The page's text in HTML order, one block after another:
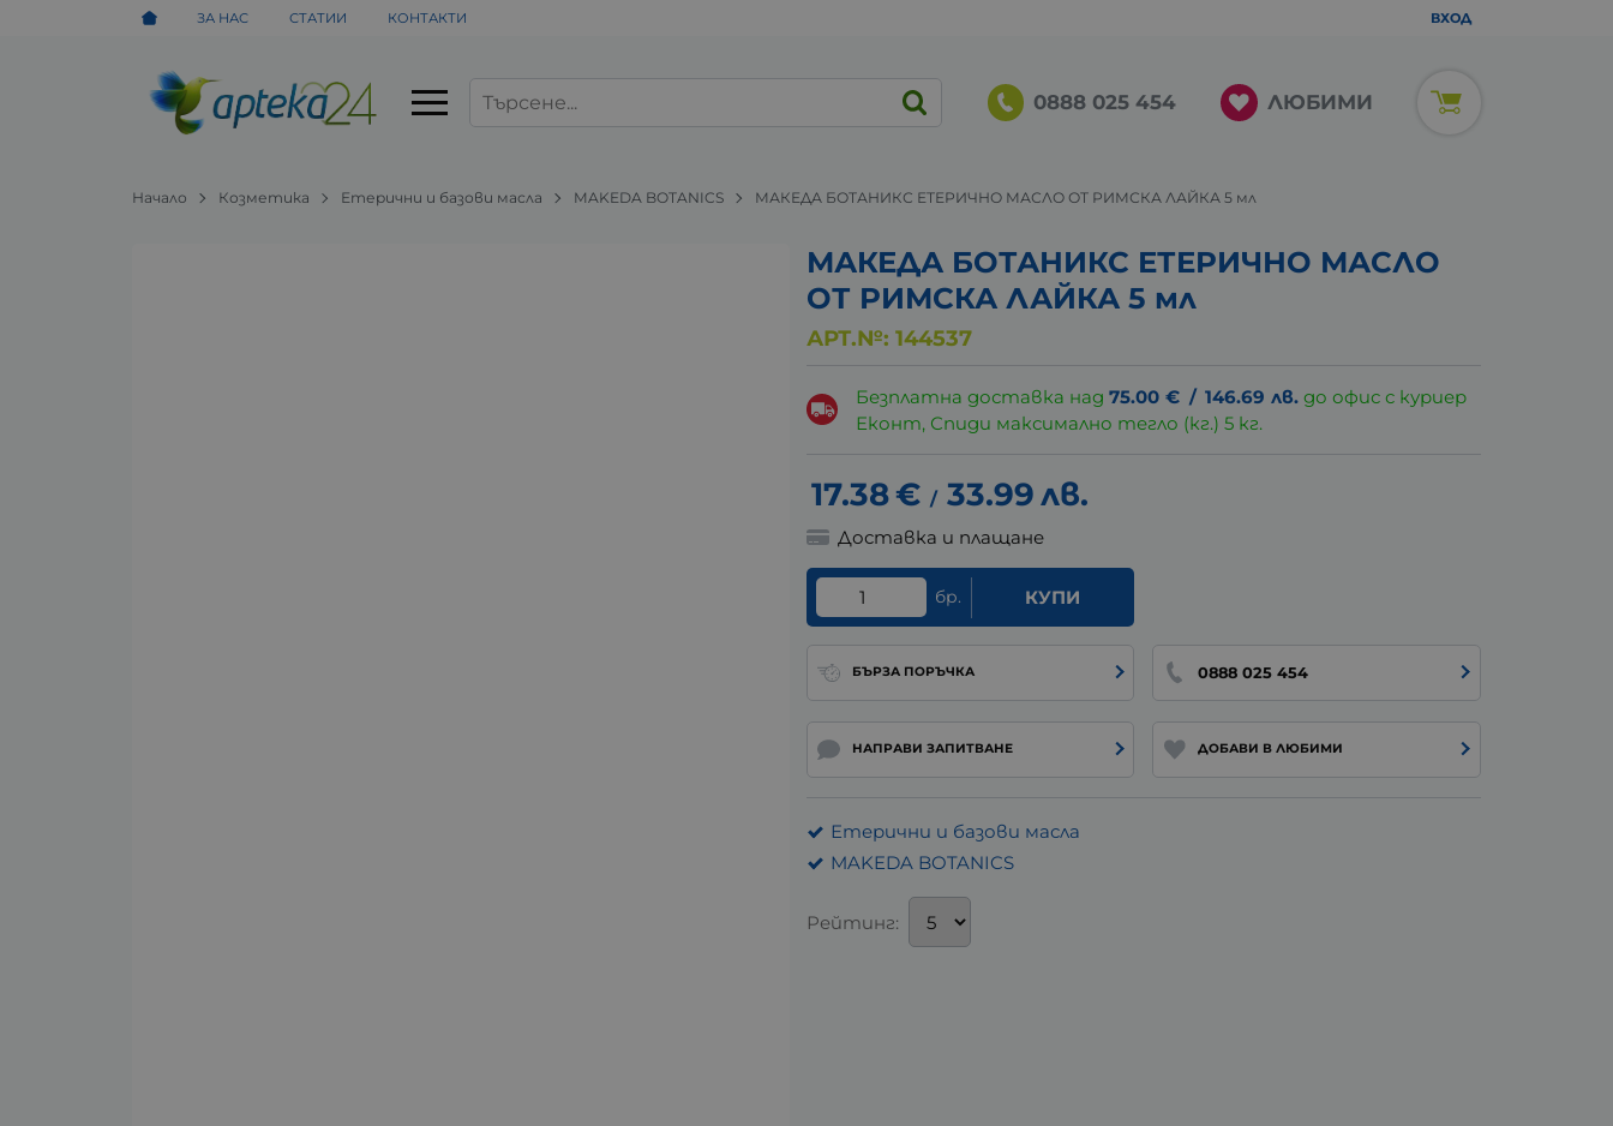
ЗА НАС СТАТИИ КОНТАКТИ ВХОД
0888 025 454 ЛЮБИМИ
Начало Козметика Етерични и базови масла MAKEDA BOTANICS МАКЕДА БОТАНИКС ЕТЕРИЧНО МАСЛО ОТ РИМСКА ЛАЙКА 5 мл
МАКЕДА БОТАНИКС ЕТЕРИЧНО МАСЛО
ОТ РИМСКА ЛАЙКА 5 мл
АРТ.№: 144537
Безплатна доставка над75.00 € / 146.69 лв. до офис с куриер
Еконт, Спиди максимално тегло (кг.) 5 кг.
17.38€ / 33.99лв.
Доставка и плащане
бр. КУПИ
БЪРЗА ПОРЪЧКА 0888 025 454
НАПРАВИ ЗАПИТВАНЕ ДОБАВИ В ЛЮБИМИ
Етерични и базови масла
MAKEDA BOTANICS
Рейтинг: